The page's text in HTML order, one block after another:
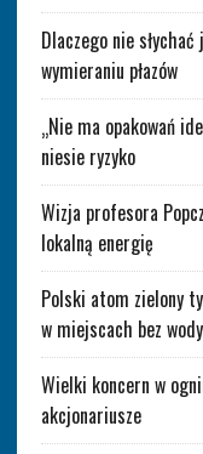
Dlaczego nie
wymieraniu płazów
„Nie ma opakowań
niesie ryzyko
Wizja profesora
lokalną energię
Polski atom zielony
w miejscach bez wody
Wielki koncern w
akcjonariusze